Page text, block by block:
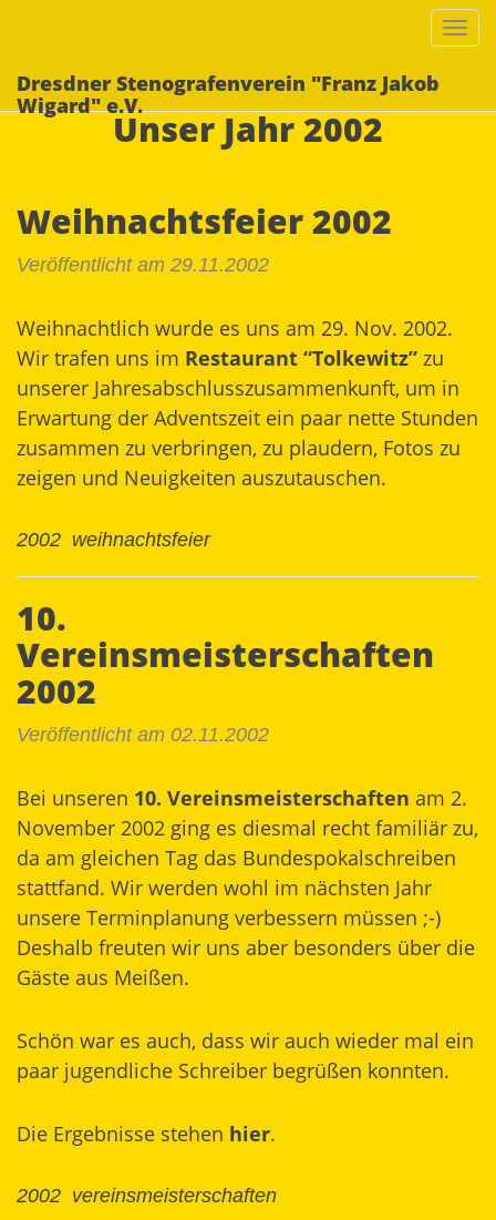
Dresdner Stenografenverein "Franz Jakob
Wigard" e.V.
Unser Jahr 2002
Weihnachtsfeier 2002
Veröffentlicht am 29.11.2002
Weihnachtlich wurde es uns am 29. Nov. 2002.
Wir trafen uns im Restaurant “Tolkewitz” zu
unserer Jahresabschlusszusammenkunft, um in
Erwartung der Adventszeit ein paar nette Stunden
zusammen zu verbringen, zu plaudern, Fotos zu
zeigen und Neuigkeiten auszutauschen.
2002 weihnachtsfeier
10.
Vereinsmeisterschaften
2002
Veröffentlicht am 02.11.2002
Bei unseren 10. Vereinsmeisterschaften am 2.
November 2002 ging es diesmal recht familiär zu,
da am gleichen Tag das Bundespokalschreiben
stattfand. Wir werden wohl im nächsten Jahr
unsere Terminplanung verbessern müssen ;-)
Deshalb freuten wir uns aber besonders über die
Gäste aus Meißen.
Schön war es auch, dass wir auch wieder mal ein
paar jugendliche Schreiber begrüßen konnten.
Die Ergebnisse stehen hier.
2002 vereinsmeisterschaften